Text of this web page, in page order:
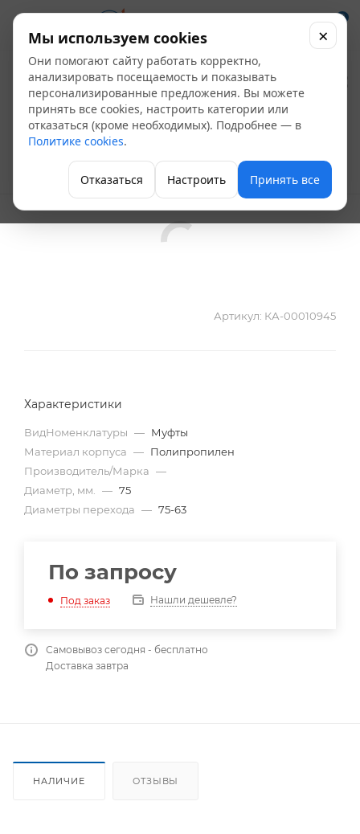
0
Муфта ПП комбинир.
под ключ D75х2 1/2"
НР Antifire
Полипропиленовые фитинги
Артикул: КА-00010945
Характеристики
ВидНоменклатуры — Муфты
Материал корпуса — Полипропилен
Производитель/Марка —
Диаметр, мм.
— 75
Диаметры перехода — 75-63
По запросу
Под заказ Нашли дешевле?
Самовывоз сегодня - бесплатно
Доставка завтра
НАЛИЧИЕ ОТЗЫВЫ
Мы используем cookies
Они помогают сайту работать корректно,
анализировать посещаемость и показывать
персонализированные предложения. Вы можете
принять все cookies, настроить категории или
отказаться (кроме необходимых). Подробнее — в
Политике cookies.
Отказаться Настроить Принять все
×